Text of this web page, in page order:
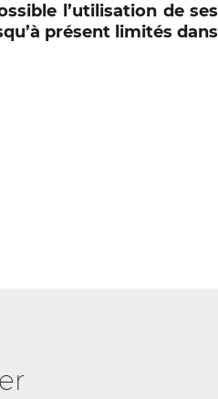
l’utilisation de ses
présent limités dans